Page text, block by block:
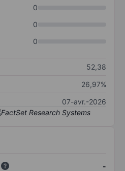
0
0
0
52,38
26,97%
07-avr.-2026
-